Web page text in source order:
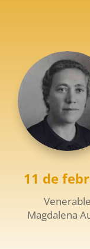
11 de
Venerable
Magdalena